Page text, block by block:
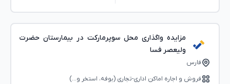
مزایده واگذاری محل سوپرمارکت در بیمارستان حضرت
ولیعصر فسا
فارس
فروش و اجاره اماکن اداری-تجاری (بوفه، استخر و...)